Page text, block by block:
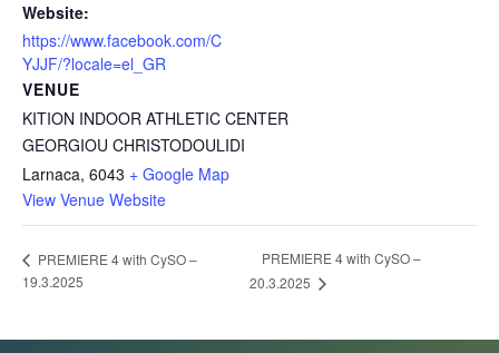
Website:
https://www.facebook.com/C
YJJF/?locale=el_GR
VENUE
KITION INDOOR ATHLETIC CENTER
GEORGIOU CHRISTODOULIDI
Larnaca, 6043 + Google Map
View Venue Website
PREMIERE 4 with CySO –
19.3.2025
PREMIERE 4 with CySO –
20.3.2025